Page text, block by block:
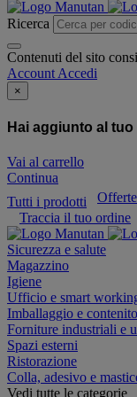
Ricerca
Contenuti del sito
Account Accedi
×
Hai aggiunto al
Vai al carrello
Continua
Tutti i prodotti
Offerte
Traccia il tuo ordine
Sicurezza e salute
Magazzino
Igiene
Ufficio e smart
Imballaggio e
Forniture industriali e
Spazi esterni
Ristorazione
Colla, adesivo e
Vedi tutte le categorie